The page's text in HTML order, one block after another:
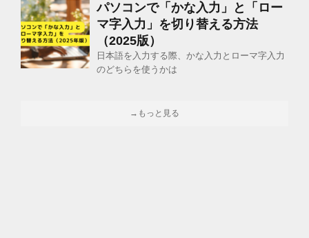
パソコンで「かな入力」と「ロー
マ字入力」を切り替える方法
（2025版）
日本語を入力する際、かな入力とローマ字入力
のどちらを使うかは
→もっと見る